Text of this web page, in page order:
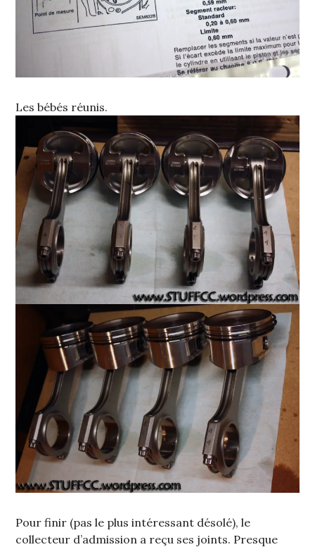
Les bébés réunis.
Pour finir (pas le plus intéressant désolé), le
collecteur d’admission a reçu ses joints. Presque